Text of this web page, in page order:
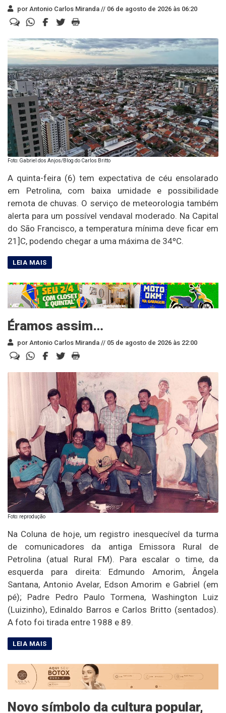
por Antonio Carlos Miranda // 06 de agosto de 2026 às 06:20
Foto: Gabriel dos Anjos/Blog do Carlos Britto
A quinta-feira (6) tem expectativa de céu ensolarado
em Petrolina, com baixa umidade e possibilidade
remota de chuvas. O serviço de meteorologia também
alerta para um possível vendaval moderado. Na Capital
do São Francisco, a temperatura mínima deve ficar em
21]C, podendo chegar a uma máxima de 34ºC.
Éramos assim…
por Antonio Carlos Miranda // 05 de agosto de 2026 às 22:00
Foto: reprodução
Na Coluna de hoje, um registro inesquecível da turma
de comunicadores da antiga Emissora Rural de
Petrolina (atual Rural FM). Para escalar o time, da
esquerda para direita: Edmundo Amorim, Ângela
Santana, Antonio Avelar, Edson Amorim e Gabriel (em
pé); Padre Pedro Paulo Tormena, Washington Luiz
(Luizinho), Edinaldo Barros e Carlos Britto (sentados).
A foto foi tirada entre 1988 e 89.
Novo símbolo da cultura popular,